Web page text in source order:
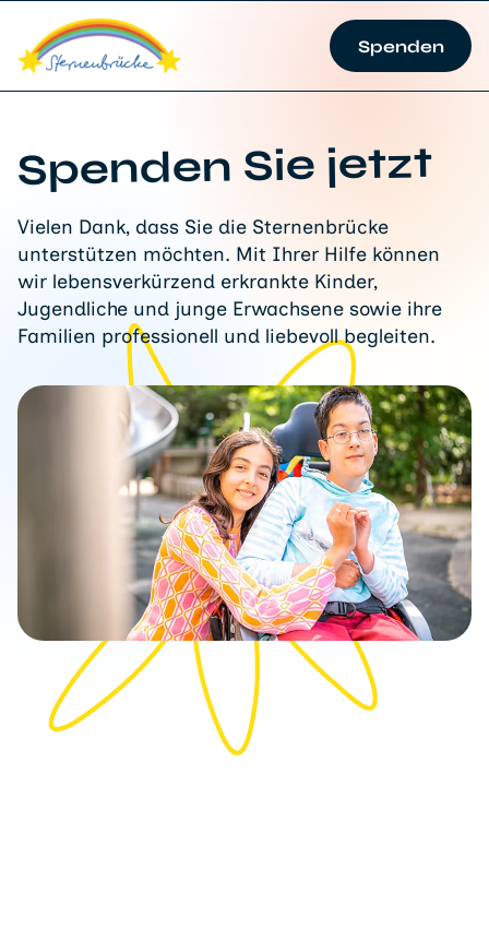
Spenden
Spenden Sie jetzt
Vielen Dank, dass Sie die Sternenbrücke
unterstützen möchten. Mit Ihrer Hilfe können
wir lebensverkürzend erkrankte Kinder,
Jugendliche und junge Erwachsene sowie ihre
Familien professionell und liebevoll begleiten.